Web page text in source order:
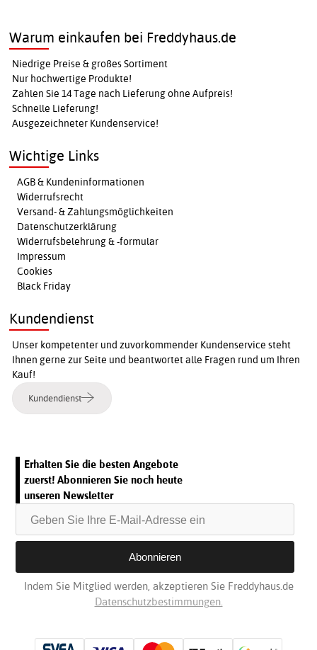
Warum einkaufen bei Freddyhaus.de
Niedrige Preise & großes Sortiment
Nur hochwertige Produkte!
Zahlen Sie 14 Tage nach Lieferung ohne Aufpreis!
Schnelle Lieferung!
Ausgezeichneter Kundenservice!
Wichtige Links
AGB & Kundeninformationen
Widerrufsrecht
Versand- & Zahlungsmöglichkeiten
Datenschutzerklärung
Widerrufsbelehrung & -formular
Impressum
Cookies
Black Friday
Kundendienst
Unser kompetenter und zuvorkommender Kundenservice steht
Ihnen gerne zur Seite und beantwortet alle Fragen rund um Ihren
Kauf!
Kundendienst
Erhalten Sie die besten Angebote
zuerst! Abonnieren Sie noch heute
unseren Newsletter
Indem Sie Mitglied werden, akzeptieren Sie Freddyhaus.de
Datenschutzbestimmungen.